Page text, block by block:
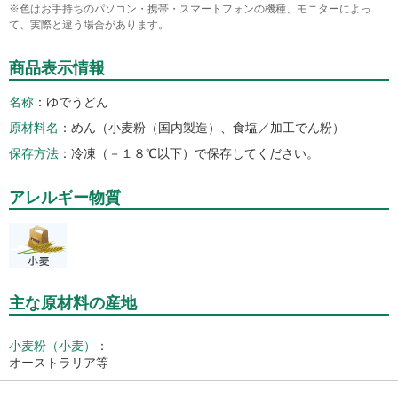
※色はお手持ちのパソコン・携帯・スマートフォンの機種、モニターによっ
て、実際と違う場合があります。
商品表示情報
名称
ゆでうどん
原材料名
めん（小麦粉（国内製造）、食塩／加工でん粉）
保存方法
冷凍（－１８℃以下）で保存してください。
アレルギー物質
主な原材料の産地
小麦粉（小麦）
：
オーストラリア等